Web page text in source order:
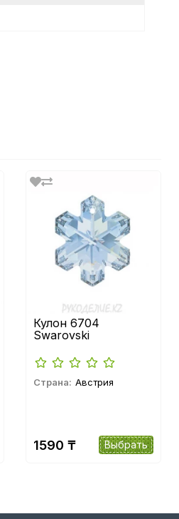
Кулон 6704
Swarovski
Страна: Австрия
1590 ₸ Выбрать